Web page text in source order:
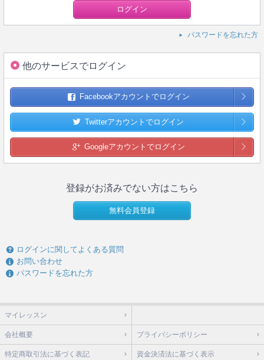
パスワードを忘れた方
他のサービスでログイン
Facebookアカウントでログイン
Twitterアカウントでログイン
Googleアカウントでログイン
登録がお済みでない方はこちら
無料会員登録
ログインに関してよくある質問
お問い合わせ
パスワードを忘れた方
マイレッスン
会社概要 プライバシーポリシー
特定商取引法に基づく表記 資金決済法に基づく表示